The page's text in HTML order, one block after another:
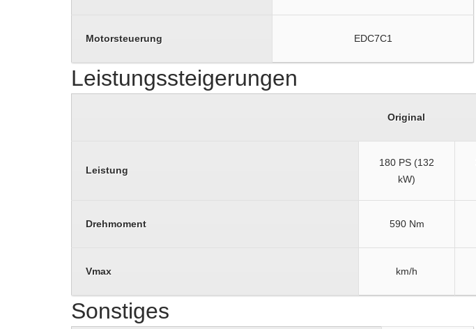
Motorsteuerung EDC7C1
Leistungssteigerungen
Original
Leistung
180 PS (132
kW)
Drehmoment 590 Nm
Vmax km/h
Sonstiges